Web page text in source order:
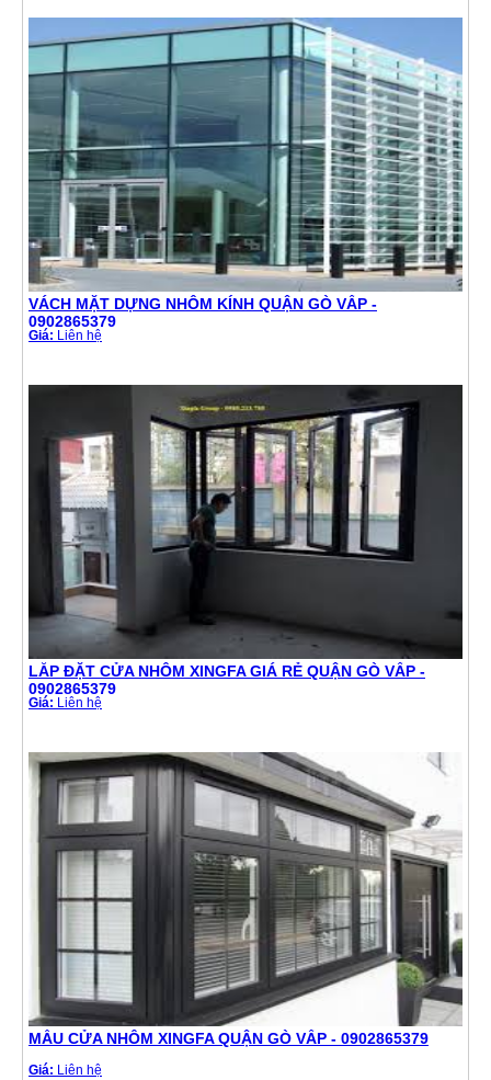
VÁCH MẶT DỰNG NHÔM KÍNH QUẬN GÒ VẤP -
0902865379
Giá: Liên hệ
LẮP ĐẶT CỬA NHÔM XINGFA GIÁ RẺ QUẬN GÒ VẤP -
0902865379
Giá: Liên hệ
MẪU CỬA NHÔM XINGFA QUẬN GÒ VẤP - 0902865379
Giá: Liên hệ